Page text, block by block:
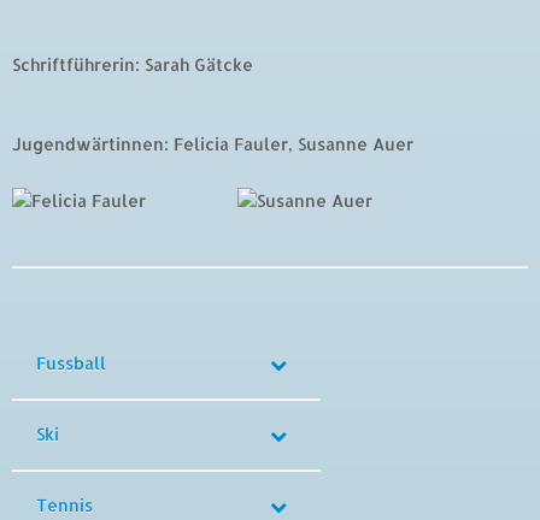
Schriftführerin: Sarah Gätcke
Jugendwärtinnen: Felicia Fauler, Susanne Auer
Fussball
Ski
Tennis